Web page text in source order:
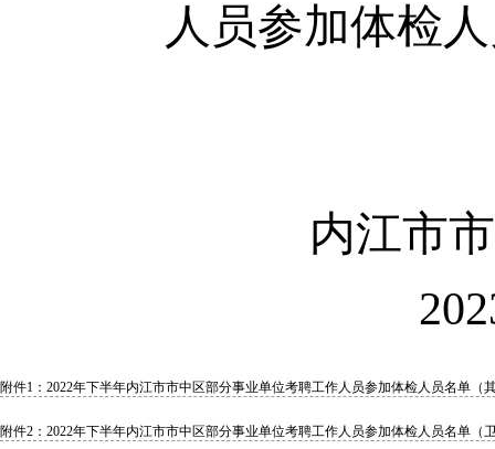
人员参加体检
内江市市
附件1：2022年下半年内江市市中区部分事业单位考聘工作人员参加体检人员名单（
附件2：2022年下半年内江市市中区部分事业单位考聘工作人员参加体检人员名单（